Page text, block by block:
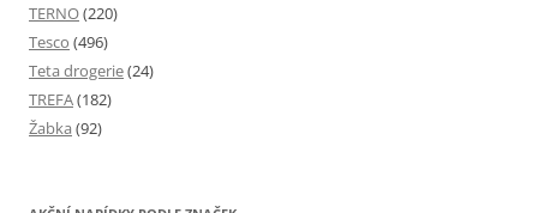
TERNO(220)
Tesco (496)
Teta drogerie(24)
TREFA(182)
Žabka (92)